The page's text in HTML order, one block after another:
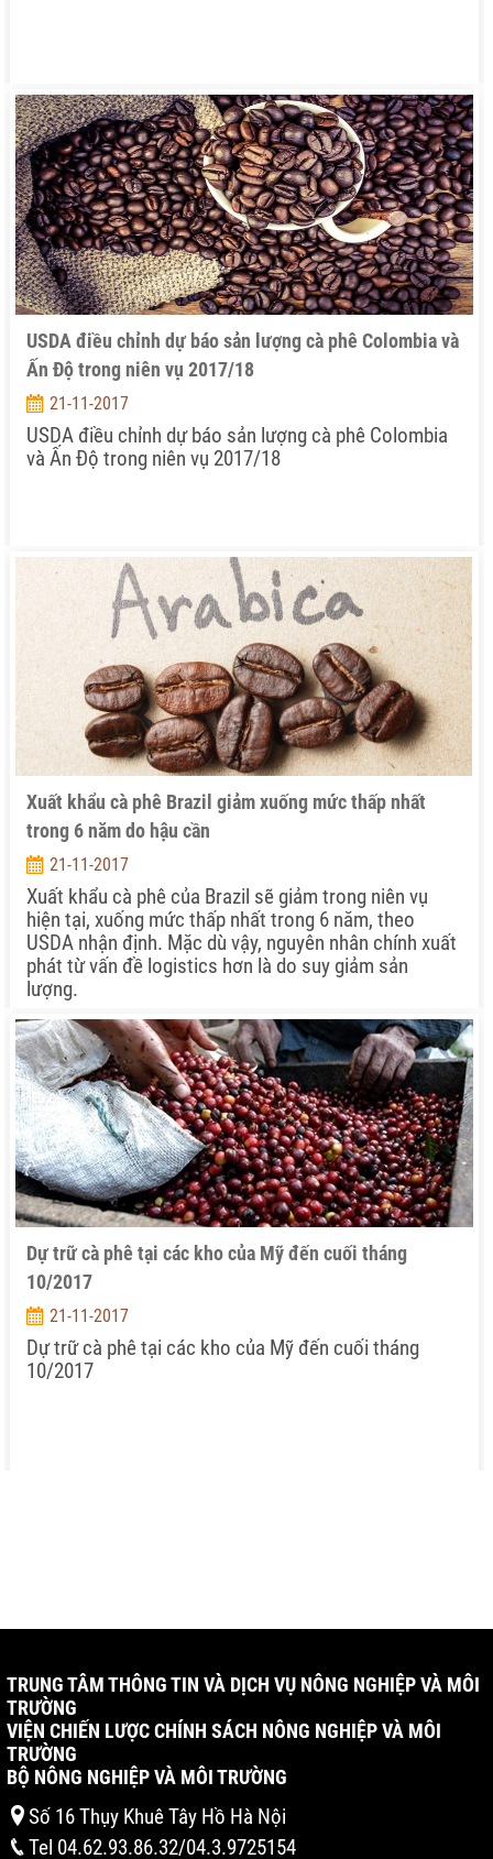
USDA điều chỉnh dự báo sản lượng cà phê Colombia và
Ấn Độ trong niên vụ 2017/18
21-11-2017
USDA điều chỉnh dự báo sản lượng cà phê Colombia
và Ấn Độ trong niên vụ 2017/18
Xuất khẩu cà phê Brazil giảm xuống mức thấp nhất
trong 6 năm do hậu cần
21-11-2017
Xuất khẩu cà phê của Brazil sẽ giảm trong niên vụ
hiện tại, xuống mức thấp nhất trong 6 năm, theo
USDA nhận định. Mặc dù vậy, nguyên nhân chính xuất
phát từ vấn đề logistics hơn là do suy giảm sản
lượng.
Dự trữ cà phê tại các kho của Mỹ đến cuối tháng
10/2017
21-11-2017
Dự trữ cà phê tại các kho của Mỹ đến cuối tháng
10/2017
TRUNG TÂM THÔNG TIN VÀ DỊCH VỤ NÔNG NGHIỆP VÀ MÔI
TRƯỜNG
VIỆN CHIẾN LƯỢC CHÍNH SÁCH NÔNG NGHIỆP VÀ MÔI
TRƯỜNG
BỘ NÔNG NGHIỆP VÀ MÔI TRƯỜNG
Số 16 Thụy Khuê Tây Hồ Hà Nội
Tel 04.62.93.86.32/04.3.9725154